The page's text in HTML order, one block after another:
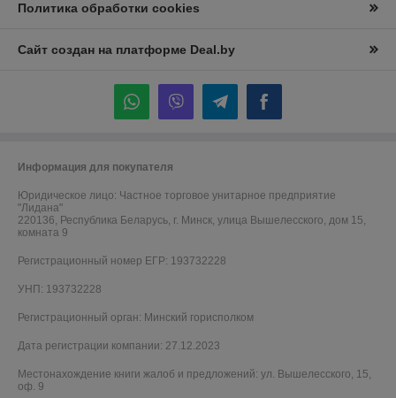
Политика обработки cookies
Сайт создан на платформе Deal.by
Информация для покупателя
Юридическое лицо: Частное торговое унитарное предприятие
"Лидана"
220136, Республика Беларусь, г. Минск, улица Вышелесского, дом 15,
комната 9
Регистрационный номер ЕГР: 193732228
УНП: 193732228
Регистрационный орган: Минский горисполком
Дата регистрации компании: 27.12.2023
Местонахождение книги жалоб и предложений: ул. Вышелесского, 15,
оф. 9